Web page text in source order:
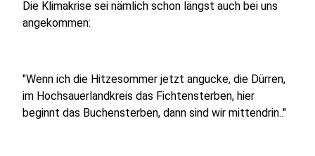
Die Klimakrise sei nämlich schon längst auch bei uns
angekommen:
"Wenn ich die Hitzesommer jetzt angucke, die Dürren,
im Hochsauerlandkreis das Fichtensterben, hier
beginnt das Buchensterben, dann sind wir mittendrin.."